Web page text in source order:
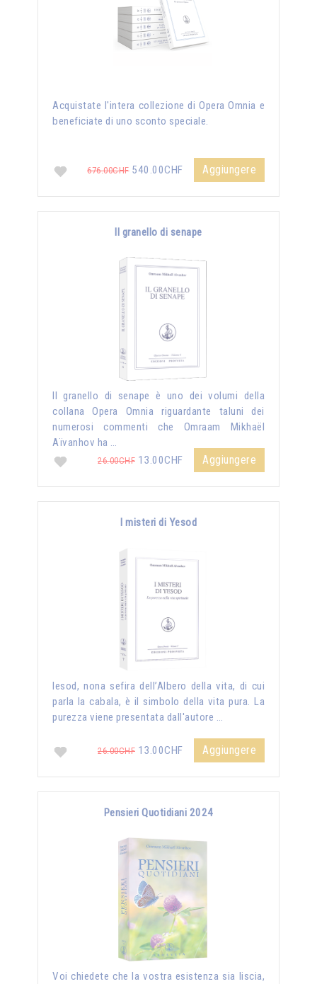
Acquistate l'intera collezione di Opera Omnia e
beneficiate di uno sconto speciale.
676.00CHF540.00CHF Aggiungere
Il granello di senape
Il granello di senape è uno dei volumi della
collana Opera Omnia riguardante taluni dei
numerosi commenti che Omraam Mikhaël
Aïvanhov ha …
26.00CHF 13.00CHF Aggiungere
I misteri di Yesod
Iesod, nona sefira dell’Albero della vita, di cui
parla la cabala, è il simbolo della vita pura. La
purezza viene presentata dall'autore …
26.00CHF 13.00CHF Aggiungere
Pensieri Quotidiani 2024
Voi chiedete che la vostra esistenza sia liscia,